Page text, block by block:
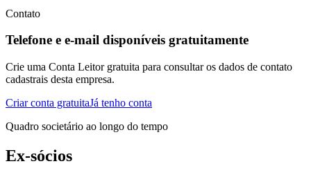
Contato
Telefone e e-mail disponíveis gratuitamente
Crie uma Conta Leitor gratuita para consultar os dados de contato
cadastrais desta empresa.
Criar conta gratuitaJá tenho conta
Quadro societário ao longo do tempo
Ex-sócios